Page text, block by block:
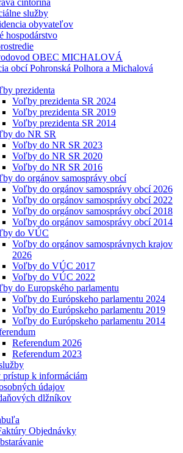
cintorína
služby
obyvateľov
hospodárstvo
OBEC MICHALOVÁ
obcí Pohronská Polhora a Michalová
prezidenta
Voľby prezidenta SR 2024
Voľby prezidenta SR 2019
Voľby prezidenta SR 2014
do NR SR
Voľby do NR SR 2023
Voľby do NR SR 2020
Voľby do NR SR 2016
do orgánov samosprávy obcí
Voľby do orgánov samosprávy obcí 2026
Voľby do orgánov samosprávy obcí 2022
Voľby do orgánov samosprávy obcí 2018
Voľby do orgánov samosprávy obcí 2014
do VÚC
Voľby do orgánov samosprávnych krajov
2026
Voľby do VÚC 2017
Voľby do VÚC 2022
do Europského parlamentu
Voľby do Európskeho parlamentu 2024
Voľby do Európskeho parlamentu 2019
Voľby do Európskeho parlamentu 2014
Referendum 2026
Referendum 2023
prístup k informáciám
údajov
dlžníkov
Objednávky